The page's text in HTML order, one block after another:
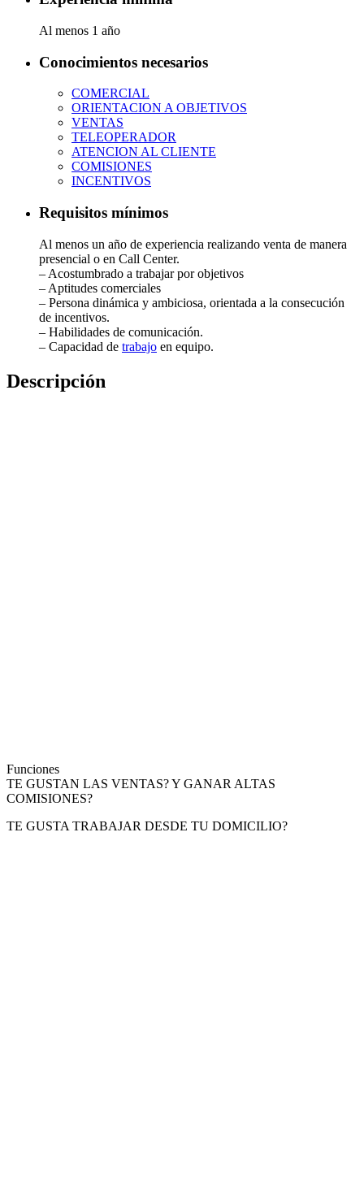
Al menos 1 año
Conocimientos necesarios
COMERCIAL
ORIENTACION A OBJETIVOS
VENTAS
TELEOPERADOR
ATENCION AL CLIENTE
COMISIONES
INCENTIVOS
Requisitos mínimos
Al menos un año de experiencia realizando venta de manera
presencial o en Call Center.
– Acostumbrado a trabajar por objetivos
– Aptitudes comerciales
– Persona dinámica y ambiciosa, orientada a la consecución
de incentivos.
– Habilidades de comunicación.
– Capacidad de trabajo en equipo.
Descripción
Funciones
TE GUSTAN LAS VENTAS? Y GANAR ALTAS
COMISIONES?
TE GUSTA TRABAJAR DESDE TU DOMICILIO?